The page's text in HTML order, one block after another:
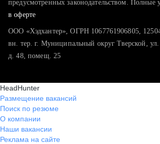
предусмотренных законодательством. Полные
в оферте
ООО «Хэдхантер», ОГРН 1067761906805,
вн. тер. г. Муниципальный округ Тверской, ул.
д. 48, помещ. 25
HeadHunter
Размещение вакансий
Поиск по резюме
О компании
Наши вакансии
Реклама на сайте